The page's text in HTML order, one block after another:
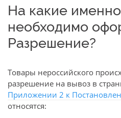
На какие
необходимо
Разрешение?
Товары нероссийского
разрешение на вывоз в
Приложении 2 к
относятся: